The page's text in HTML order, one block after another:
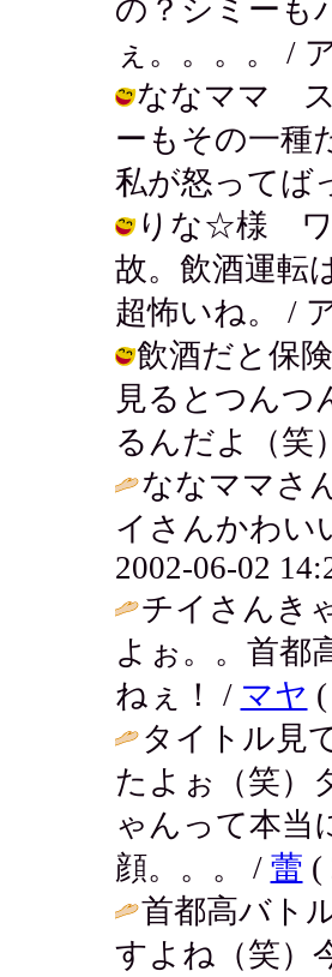
の？シミーも
ぇ。。。。 /
ななママ ス
ーもその一種
私が怒ってば
りな☆様 ワ
故。飲酒運転
超怖いね。 /
飲酒だと保
見るとつんつ
るんだよ（笑
ななママさ
イさんかわい
2002-06-02
チイさんき
よぉ。。首都
ねぇ！ / マヤ
タイトル見
たよぉ（笑）
ゃんって本当
顔。。。 / 蕾 (
首都高バト
すよね（笑）